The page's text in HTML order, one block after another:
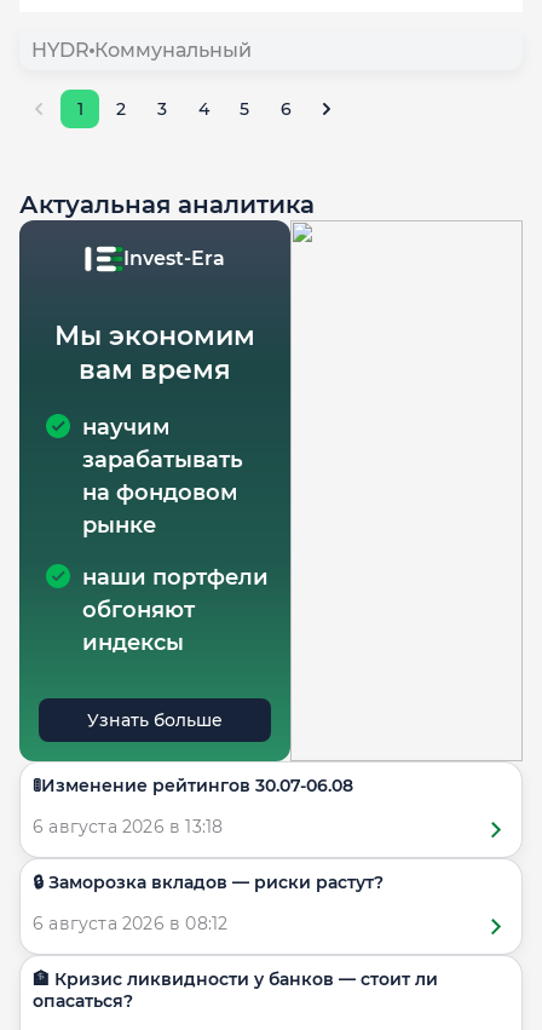
HYDR Коммунальный
1 2 3 4 5 6
Актуальная аналитика
Invest-Era
Мы экономим
вам время
научим
зарабатывать
на фондовом
рынке
наши портфели
обгоняют
индексы
Узнать больше
🚦Изменение рейтингов 30.07-06.08
6 августа 2026 в 13:18
🔒 Заморозка вкладов — риски растут?
6 августа 2026 в 08:12
🏦 Кризис ликвидности у банков — стоит ли
опасаться?